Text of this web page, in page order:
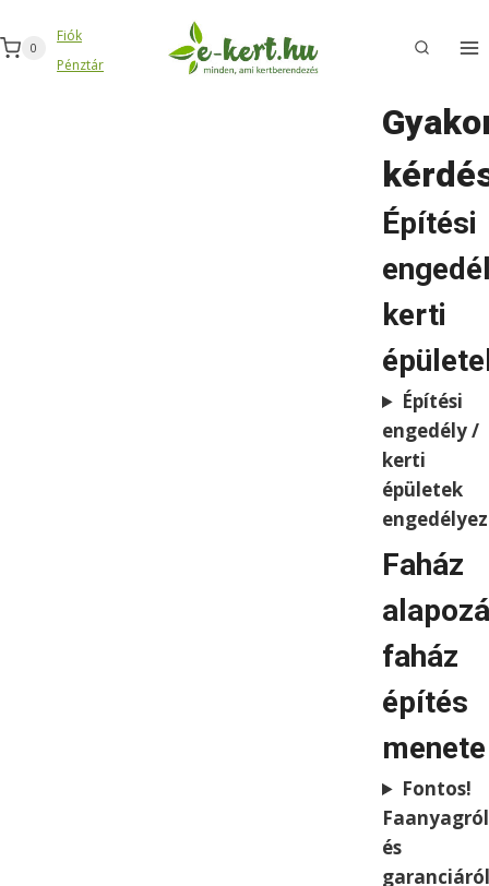
to
content
0
Fiók
Pénztár
Építési
kerti
Építési
engedély /
kerti
épületek
Faház
faház
építés
menete
Fontos!
Faanyagról
és
garanciáról